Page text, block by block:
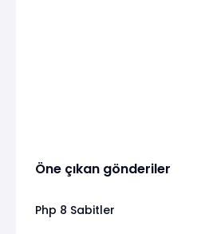
Öne çıkan gönderiler
Php 8 Sabitler